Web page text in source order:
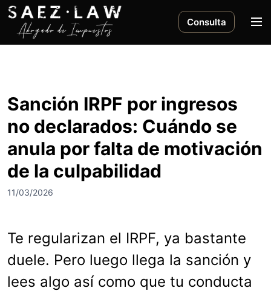
Consulta
M
Sanción IRPF por ingresos
no declarados: Cuándo se
anula por falta de motivación
de la culpabilidad
11/03/2026
Te regularizan el IRPF, ya bastante
duele. Pero luego llega la sanción y
lees algo así como que tu conducta